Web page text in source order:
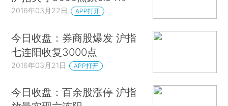
2016年03月22日 APP打开
今日收盘：券商股爆发 沪指
七连阳收复3000点
2016年03月21日 APP打开
今日收盘：百余股涨停 沪指